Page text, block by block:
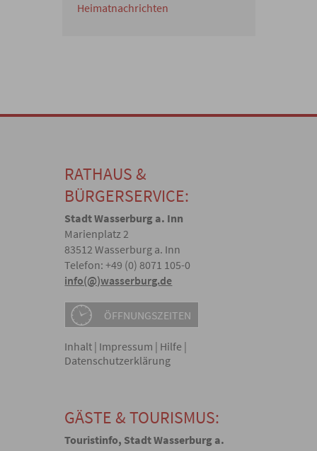
Heimatnachrichten
RATHAUS &
BÜRGERSERVICE:
Stadt Wasserburg a. Inn
Marienplatz 2
83512 Wasserburg a. Inn
Telefon: +49 (0) 8071 105-0
info(@)wasserburg.de
ÖFFNUNGSZEITEN
Inhalt | Impressum | Hilfe |
Datenschutzerklärung
GÄSTE & TOURISMUS:
Touristinfo, Stadt Wasserburg a.